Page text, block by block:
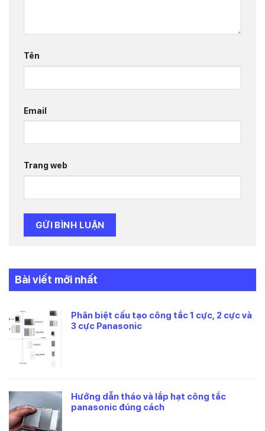
Tên
Email
Trang web
Bài viết mới nhất
Phân biệt cấu tạo công tắc 1 cực, 2 cực và
3 cực Panasonic
Hướng dẫn tháo và lắp hạt công tắc
panasonic đúng cách